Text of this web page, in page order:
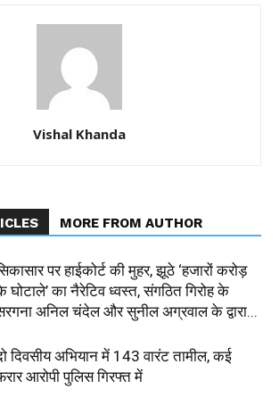
Vishal Khanda
MORE FROM AUTHOR
पर हाईकोर्ट की मुहर, झूठे ‘हजारों करोड़
घोटाले’ का नैरेटिव ध्वस्त, संगठित गिरोह के
अनिल चंदेल और सुनील अग्रवाल के द्वारा...
दिवसीय अभियान में 143 वारंट तामील, कई
आरोपी पुलिस गिरफ्त में